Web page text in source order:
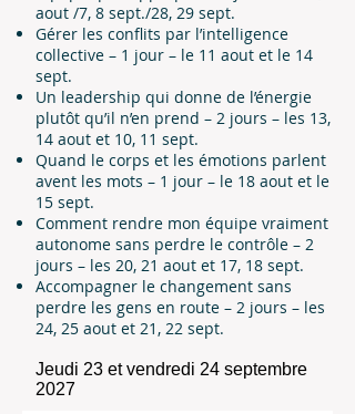
aout /7, 8 sept./28, 29 sept.
Gérer les conflits par l’intelligence
collective – 1 jour – le 11 aout et le 14
sept.
Un leadership qui donne de l’énergie
plutôt qu’il n’en prend – 2 jours – les 13,
14 aout et 10, 11 sept.
Quand le corps et les émotions parlent
avent les mots – 1 jour – le 18 aout et le
15 sept.
Comment rendre mon équipe vraiment
autonome sans perdre le contrôle – 2
jours – les 20, 21 aout et 17, 18 sept.
Accompagner le changement sans
perdre les gens en route – 2 jours – les
24, 25 aout et 21, 22 sept.
Jeudi 23 et vendredi 24 septembre
2027